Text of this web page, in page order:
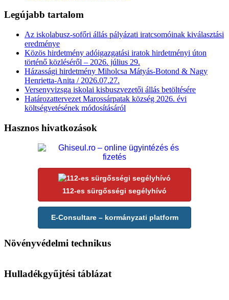
Legújabb tartalom
Az iskolabusz-sofőri állás pályázati iratcsomóinak kiválasztási
eredménye
Közös hirdetmény adóigazgatási iratok hirdetményi úton
történő közléséről – 2026. július 29.
Házassági hirdetmény Miholcsa Mátyás-Botond & Nagy
Henrietta-Anita / 2026.07.27.
Versenyvizsga iskolai kisbuszvezetői állás betöltésére
Határozattervezet Marossárpatak község 2026. évi
költségvetésének módosításáról
Hasznos hivatkozások
112-es sürgősségi segélyhívó
E-Consultare – kormányzati platform
Növényvédelmi technikus
Hulladékgyűjtési táblázat